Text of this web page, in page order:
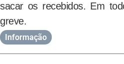
sacar os recebidos. Em
greve.
Informação